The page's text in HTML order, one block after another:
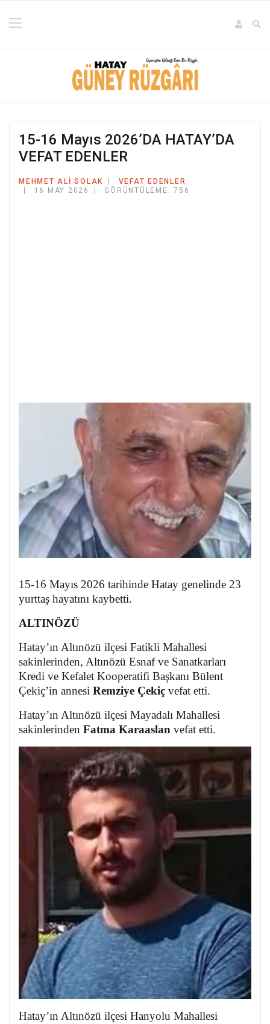
15-16 Mayıs 2026’DA HATAY’DA
VEFAT EDENLER
MEHMET ALI SOLAK
VEFAT EDENLER
16 MAY 2026
GÖRÜNTÜLEME: 756
15-16 Mayıs 2026 tarihinde Hatay genelinde 23
yurttaş hayatını kaybetti.
ALTINÖZÜ
Hatay’ın Altınözü ilçesi Fatikli Mahallesi
sakinlerinden, Altınözü Esnaf ve Sanatkarları
Kredi ve Kefalet Kooperatifi Başkanı Bülent
Çekiç’in annesi Remziye Çekiç vefat etti.
Hatay’ın Altınözü ilçesi Mayadalı Mahallesi
sakinlerinden Fatma Karaaslan vefat etti.
Hatay’ın Altınözü ilçesi Hanyolu Mahallesi